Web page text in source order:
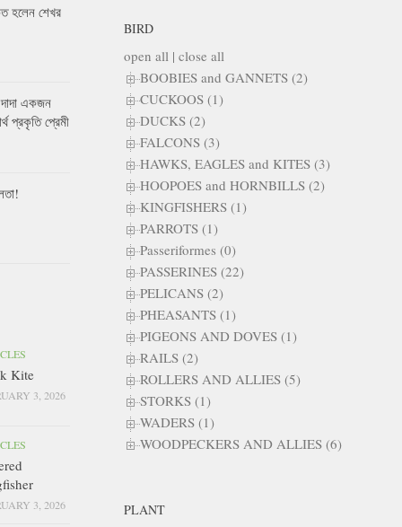
BIRD
open all | close all
BOOBIES and GANNETS (2)
CUCKOOS (1)
DUCKS (2)
FALCONS (3)
HAWKS, EAGLES and KITES (3)
HOOPOES and HORNBILLS (2)
KINGFISHERS (1)
PARROTS (1)
Passeriformes (0)
PASSERINES (22)
PELICANS (2)
PHEASANTS (1)
PIGEONS AND DOVES (1)
RAILS (2)
ROLLERS AND ALLIES (5)
STORKS (1)
WADERS (1)
WOODPECKERS AND ALLIES (6)
PLANT
হলেন শেখর
একজন
প্রকৃতি প্রেমী
Kite
3, 2026
3, 2026